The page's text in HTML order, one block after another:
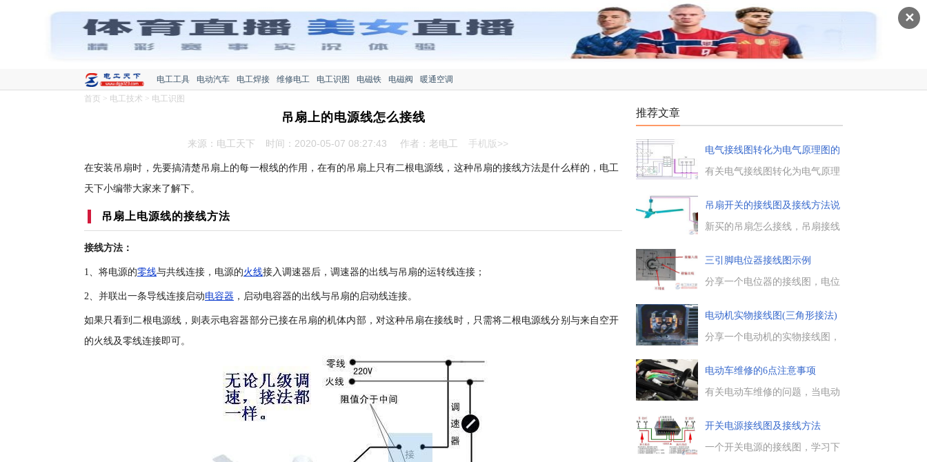
✕
电工工具 电动汽车 电工焊接 维修电工 电工识图 电磁铁 电磁阀
暖通空调
首页 > 电工技术 > 电工识图
吊扇上的电源线怎么接线
来源：电工天下 时间：2020-05-07 08:27:43 作者：老电工 手机版>>
在安装吊扇时，先要搞清楚吊扇上的每一根线的作用，在有的吊扇上只有二根电源线，这种吊扇的接线方法是什么样的，电工
天下小编带大家来了解下。
吊扇上电源线的接线方法
接线方法：
1、将电源的零线与共线连接，电源的火线接入调速器后，调速器的出线与吊扇的运转线连接；
2、并联出一条导线连接启动电容器 ，启动电容器的出线与吊扇的启动线连接。
如果只看到二根电源线，则表示电容器部分已接在吊扇的机体内部，对这种吊扇在接线时，只需将二根电源线分别与来自空开
的火线及零线连接即可。
推荐文章
电气接线图转化为电气原理图的
方
有关电气接线图转化为电气原理
安装接线图，转换为电气原画图
的操作步骤，需要的朋友参考
下。...
吊扇开关的接线图及接线方法说
明
新买的吊扇怎么接线，吊扇接线
要给吊扇与灯同时供电，吊扇开
关的接线图是什么样的，具体的
接线方法是什么样的，一起来了
三引脚电位器接线图示例
分享一个电位器的接线图，电位
器为例，两头的电阻值是固定
的，中间引脚对任何一端引脚的
电阻值是可变的。...
电动机实物接线图(三角形接法)
分享一个电动机的实物接线图，
图，电动机接线相对简单，初学
的朋友做个参考。...
电动车维修的6点注意事项
有关电动车维修的问题，当电动
行维修，能不能自行维修，能不
能去路边维修点来维修电动车，
有需要的朋友参考下。...
开关电源接线图及接线方法
一个开关电源的接线图，学习下